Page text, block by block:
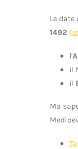
Le
1492 (
l’
il
il
Ma